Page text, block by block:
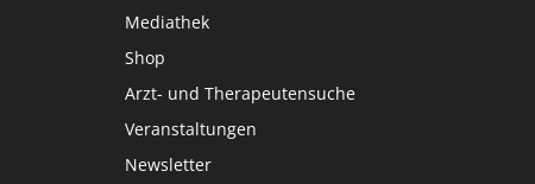
Mediathek
Shop
Arzt- und Therapeutensuche
Veranstaltungen
Newsletter